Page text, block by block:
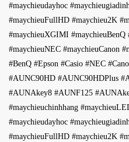
#maychieudayhoc
#maychieuFullHD #maychieu2K
#maychieuXGIMI #maychieuBenQ
#maychieuNEC #maychieuCanon
#BenQ #Epson #Casio #NEC
#AUNC90HD #AUNC90HDPlus
#AUNAkey8 #AUNF125
#maychieuchinhhang
#maychieudayhoc
#maychieuFullHD #maychieu2K